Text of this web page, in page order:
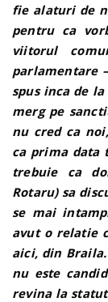
fie alaturi de
pentru ca
viitorul
parlamentare
spus inca de
merg pe
nu cred ca
ca prima data
trebuie ca
Rotaru) sa
se mai
avut o relatie
aici, din
nu este
revina la